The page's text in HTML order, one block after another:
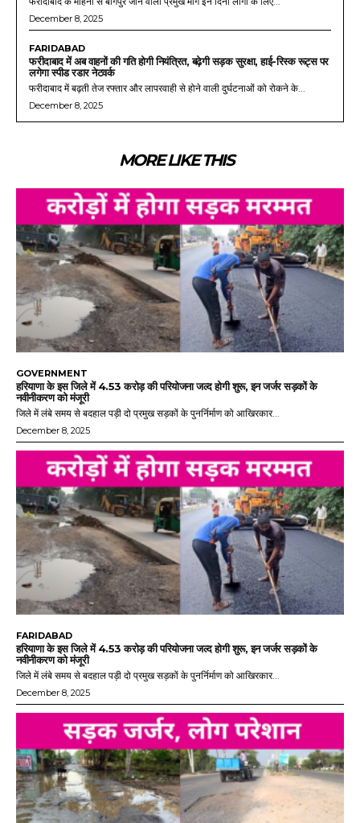
December 8, 2025
FARIDABAD
फरीदाबाद में अब वाहनों की गति होगी नियंत्रित, बढ़ेगी सड़क सुरक्षा, हाई-रिस्क रूट्स पर
लगेगा स्पीड रडार नेटवर्क
फरीदाबाद में बढ़ती तेज रफ्तार और लापरवाही से होने वाली दुर्घटनाओं को रोकने के...
December 8, 2025
MORE LIKE THIS
GOVERNMENT
हरियाणा के इस जिले में 4.53 करोड़ की परियोजना जल्द होगी शुरू, इन जर्जर सड़कों के
नवीनीकरण को मंजूरी
जिले में लंबे समय से बदहाल पड़ी दो प्रमुख सड़कों के पुनर्निर्माण को आखिरकार...
December 8, 2025
FARIDABAD
हरियाणा के इस जिले में 4.53 करोड़ की परियोजना जल्द होगी शुरू, इन जर्जर सड़कों के
नवीनीकरण को मंजूरी
जिले में लंबे समय से बदहाल पड़ी दो प्रमुख सड़कों के पुनर्निर्माण को आखिरकार...
December 8, 2025